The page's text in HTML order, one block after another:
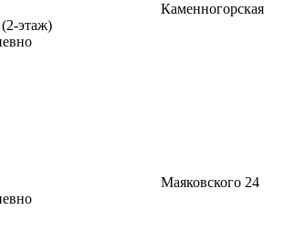
Каменногорская
этаж)
Маяковского 24